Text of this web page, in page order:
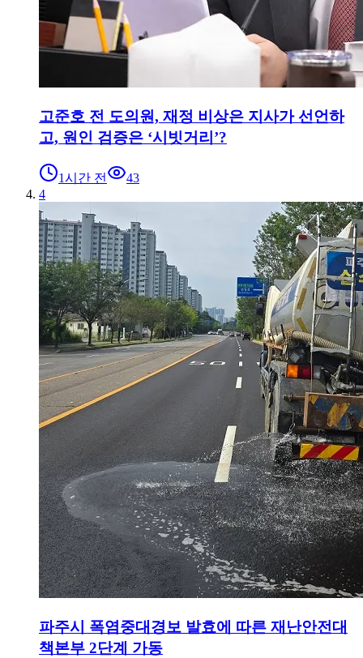
고준호 전 도의원, 재정 비상은 지사가 선언하
고, 원인 검증은 ‘시빗거리’?
1시간 전
43
4
파주시 폭염중대경보 발효에 따른 재난안전대
책본부 2단계 가동